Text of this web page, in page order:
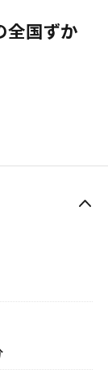
全国ずか